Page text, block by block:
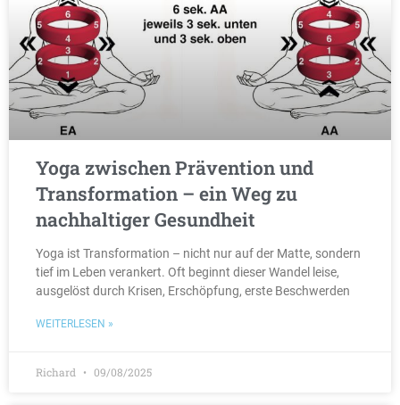
Yoga zwischen Prävention und
Transformation – ein Weg zu
nachhaltiger Gesundheit
Yoga ist Transformation – nicht nur auf der Matte, sondern
tief im Leben verankert. Oft beginnt dieser Wandel leise,
ausgelöst durch Krisen, Erschöpfung, erste Beschwerden
WEITERLESEN »
Richard 09/08/2025